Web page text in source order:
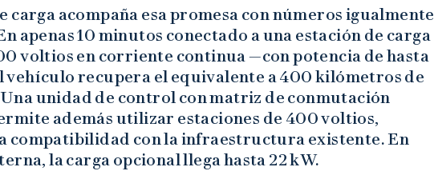
carga acompaña esa promesa con números igualmente
apenas 10 minutos conectado a una estación de carga
voltios en corriente continua —con potencia de hasta
vehículo recupera el equivalente a 400 kilómetros de
unidad de control con matriz de conmutación
además utilizar estaciones de 400 voltios,
compatibilidad con la infraestructura existente. En
la carga opcional llega hasta 22 kW.